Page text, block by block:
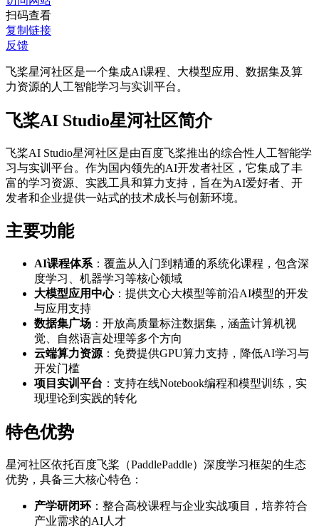
扫码查看
复制链接
反馈
飞桨星河社区是一个集成AI课程、大模型应用、数据集及算
力资源的人工智能学习与实训平台。
飞桨AI Studio星河社区简介
飞桨AI Studio星河社区是由百度飞桨推出的综合性人工智能学
习与实训平台。作为国内领先的AI开发者社区，它集成了丰
富的学习资源、实践工具和算力支持，旨在为AI爱好者、开
发者和企业提供一站式的技术成长与创新环境。
主要功能
AI课程体系 ：覆盖从入门到精通的系统化课程，包含深
度学习、机器学习等核心领域
大模型应用中心：提供文心大模型等前沿AI模型的开发
与应用支持
数据集广场 ：开放高质量标注数据集，涵盖计算机视
觉、自然语言处理等多个方向
云端算力资源 ：免费提供GPU算力支持，降低AI学习与
开发门槛
项目实训平台 ：支持在线Notebook编程和模型训练，实
现理论到实践的转化
特色优势
星河社区依托百度飞桨（PaddlePaddle）深度学习框架的生态
优势，具备三大核心特色：
产学研闭环 ：整合高校课程与企业实战项目，培养符合
产业需求的AI人才